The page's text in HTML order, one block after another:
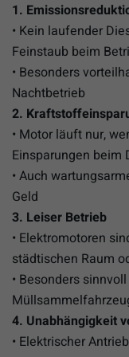
1.
• Kein laufender
Feinstaub beim
• Besonders
Nachtbetrieb
2.
• Motor läuft nur,
Einsparungen beim
• Auch
Geld
3. Leiser Betrieb
• Elektromotoren
städtischen Raum
• Besonders
4. Unabhängigkeit
• Elektrischer